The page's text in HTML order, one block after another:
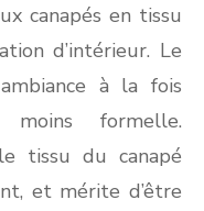
canapés en tissu
d’intérieur. Le
à la fois
formelle.
tissu du canapé
et mérite d’être